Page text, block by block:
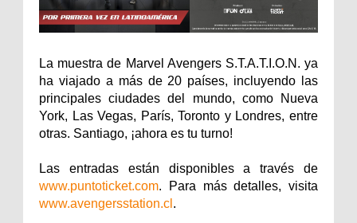
La muestra de Marvel Avengers S.T.A.T.I.O.N. ya
ha viajado a más de 20 países, incluyendo las
principales ciudades del mundo, como Nueva
York, Las Vegas, París, Toronto y Londres, entre
otras. Santiago, ¡ahora es tu turno!
Las entradas están disponibles a través de
www.puntoticket.com. Para más detalles, visita
www.avengersstation.cl .